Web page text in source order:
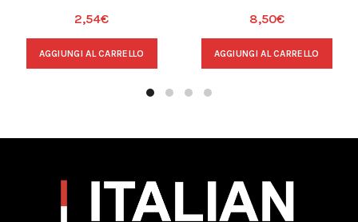
2,54€
AGGIUNGI AL CARRELLO
8,50€
AGGIUNGI AL CARRELLO